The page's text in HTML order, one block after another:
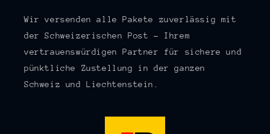
Wir versenden alle Pakete zuverlässig mit
der Schweizerischen Post – Ihrem
vertrauenswürdigen Partner für sichere und
pünktliche Zustellung in der ganzen
Schweiz und Liechtenstein.